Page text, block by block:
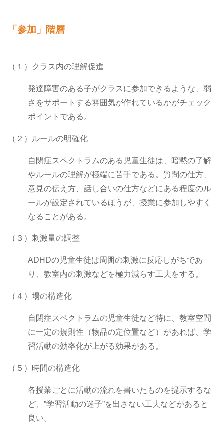
「参加」階層
（１）クラス内の理解促進
発達障害のある子がクラスに参加できるような、弱
さをサポートする雰囲気が作れているかがチェック
ポイントである。
（２）ルールの明確化
自閉症スペクトラムのある児童生徒は、暗黙の了解
やルールの理解が極端に苦手である。質問の仕方、
意見の伝え方、話し合いの仕方などにある程度のル
ールが設定されているほうが、授業に参加しやすく
なることがある。
（３）刺激量の調整
ADHDの児童生徒は周囲の刺激に反応しがちであ
り、教室内の刺激などを極力減らす工夫をする。
（４）場の構造化
自閉症スペクトラムの児童生徒など特に、教室空間
に一定の規則性（物品の定位置など）があれば、学
習活動の効率化が上がる効果がある。
（５）時間の構造化
各授業ごとに活動の流れを書いたものを提示するな
ど、”学習活動の迷子”を出さない工夫などがあると
良い。